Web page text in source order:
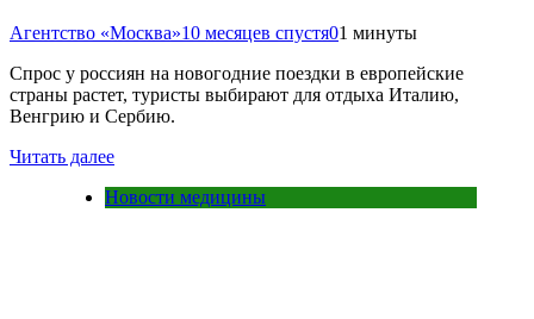
Агентство «Москва»10 месяцев спустя01 минуты
Спрос у россиян на новогодние поездки в европейские
страны растет, туристы выбирают для отдыха Италию,
Венгрию и Сербию.
Читать далее
Новости медицины